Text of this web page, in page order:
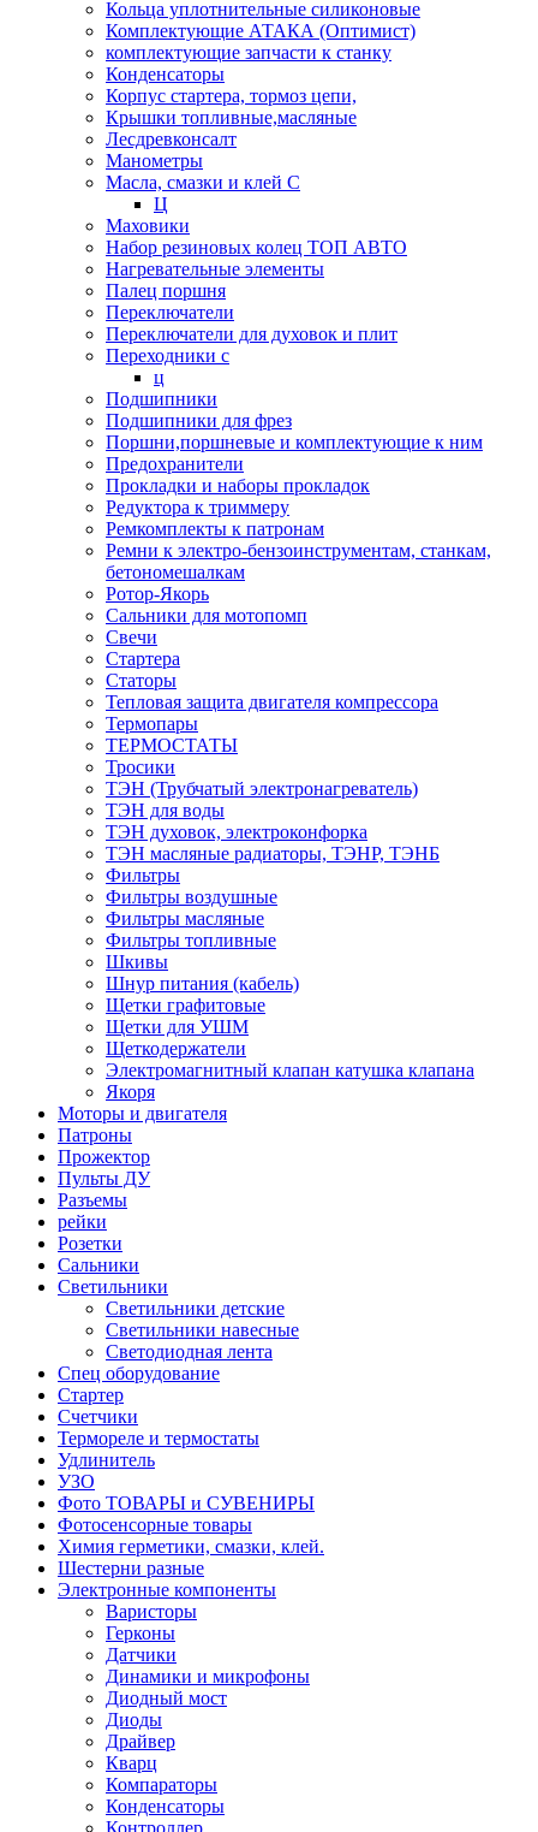
Кольца уплотнительные силиконовые
Комплектующие АТАКА (Оптимист)
комплектующие запчасти к станку
Конденсаторы
Корпус стартера, тормоз цепи,
Крышки топливные,масляные
Лесдревконсалт
Манометры
Масла, смазки и клей С
Ц
Маховики
Набор резиновых колец ТОП АВТО
Нагревательные элементы
Палец поршня
Переключатели
Переключатели для духовок и плит
Переходники с
ц
Подшипники
Подшипники для фрез
Поршни,поршневые и комплектующие к ним
Предохранители
Прокладки и наборы прокладок
Редуктора к триммеру
Ремкомплекты к патронам
Ремни к электро-бензоинструментам, станкам,
бетономешалкам
Ротор-Якорь
Сальники для мотопомп
Свечи
Стартера
Статоры
Тепловая защита двигателя компрессора
Термопары
ТЕРМОСТАТЫ
Тросики
ТЭН (Трубчатый электронагреватель)
ТЭН для воды
ТЭН духовок, электроконфорка
ТЭН масляные радиаторы, ТЭНР, ТЭНБ
Фильтры
Фильтры воздушные
Фильтры масляные
Фильтры топливные
Шкивы
Шнур питания (кабель)
Щетки графитовые
Щетки для УШМ
Щеткодержатели
Электромагнитный клапан катушка клапана
Якоря
Моторы и двигателя
Патроны
Прожектор
Пульты ДУ
Разъемы
рейки
Розетки
Сальники
Светильники
Светильники детские
Светильники навесные
Светодиодная лента
Спец оборудование
Стартер
Счетчики
Термореле и термостаты
Удлинитель
УЗО
Фото ТОВАРЫ и СУВЕНИРЫ
Фотосенсорные товары
Химия герметики, смазки, клей.
Шестерни разные
Электронные компоненты
Варисторы
Герконы
Датчики
Динамики и микрофоны
Диодный мост
Диоды
Драйвер
Кварц
Компараторы
Конденсаторы
Контроллер